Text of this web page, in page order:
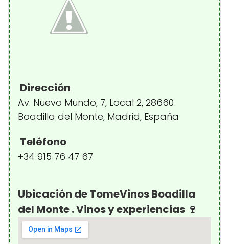
Dirección
Av. Nuevo Mundo, 7, Local 2, 28660
Boadilla del Monte, Madrid, España
Teléfono
+34 915 76 47 67
Ubicación de TomeVinos Boadilla
del Monte . Vinos y experiencias 🍷